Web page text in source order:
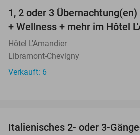
TODAY
1, 2 oder 3
+ Wellness + mehr im Hôtel
Hôtel L'Amandier
Libramont-Chevigny
Verkauft: 6
Italienisches 2- oder 3-